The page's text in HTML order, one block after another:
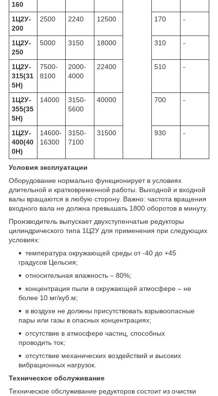
160
1Ц2У-
200
2500 2240 12500 170 -
1Ц2У-
250
5000 3150 18000 310 -
1Ц2У-
315(31
5Н)
7500-
8100
2000-
4000
22400 510 -
1Ц2У-
355(35
5Н)
14000
3150-
5600
40000 700 -
1Ц2У-
400(40
0Н)
14600-
16300
3150-
7100
31500 930 -
Условия эксплуатации
Оборудование нормально функционирует в условиях
длительной и кратковременной работы. Выходной и входной
валы вращаются в любую сторону. Важно: частота вращения
входного вала не должна превышать 1800 оборотов в минуту.
Производитель выпускает двухступенчатые редукторы
цилиндрического типа 1Ц2У для применения при следующих
условиях:
температура окружающей среды от -40 до +45
градусов Цельсия;
относительная влажность – 80%;
концентрация пыли в окружающей атмосфере – не
более 10 мг/куб.м;
в воздухе не должны присутствовать взрывоопасные
пары или газы в опасных концентрациях;
отсутствие в атмосфере частиц, способных
проводить ток;
отсутствие механических воздействий и высоких
вибрационных нагрузок.
Техническое обслуживание
Техническое обслуживание редукторов состоит из очистки